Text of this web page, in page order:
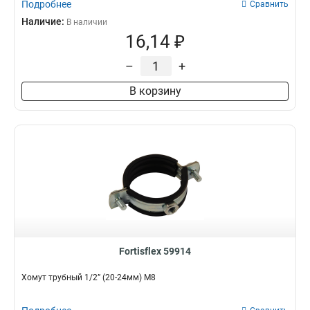
Подробнее Сравнить
Наличие: В наличии
16,14 ₽
– +
В корзину
Fortisflex 59914
Хомут трубный 1/2” (20-24мм) М8